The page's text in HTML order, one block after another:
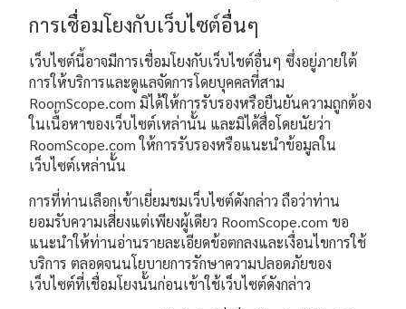
การเชื่อมโยงกับเว็บไซต์อื่นๆ
เว็บไซต์นี้อาจมีการเชื่อมโยงกับเว็บไชต์อื่นๆ ซึ่งอยู่ภายใต้
การให้บริการและดูแลจัดการโดยบุคคลที่สาม
RoomScope.com มิได้ให้การรับรองหรือยืนยันความถูกต้อง
ในเนื้อหาของเว็บไซต์เหล่านั้น และมิได้สื่อโดยนัยว่า
RoomScope.com ให้การรับรองหรือแนะนำข้อมูลใน
เว็บไซต์เหล่านั้น
การที่ท่านเลือกเข้าเยี่ยมชมเว็บไซต์ดังกล่าว ถือว่าท่าน
ยอมรับความเสี่ยงแต่เพียงผู้เดียว RoomScope.com ขอ
แนะนำให้ท่านอ่านรายละเอียดข้อตกลงและเงื่อนไขการใช้
บริการ ตลอดจนนโยบายการรักษาความปลอดภัยของ
เว็บไซต์ที่เชื่อมโยงนั้นก่อนเข้าใช้เว็บไซต์ดังกล่าว